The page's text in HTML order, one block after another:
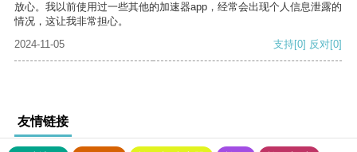
放心。我以前使用过一些其他的加速器app，经常会出现个人信息泄露的
情况，这让我非常担心。
2024-11-05
支持[0] 反对[0]
友情链接